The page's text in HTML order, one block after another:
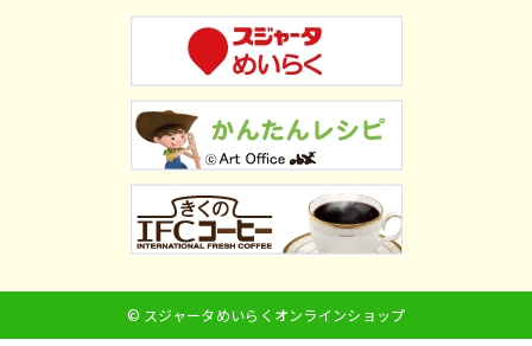
© スジャータめいらくオンラインショップ